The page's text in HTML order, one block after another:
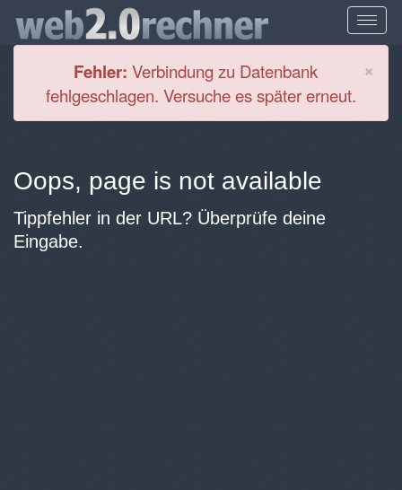
×
Fehler: Verbindung zu Datenbank
fehlgeschlagen. Versuche es später erneut.
Oops, page is not available
Tippfehler in der URL? Überprüfe deine
Eingabe.